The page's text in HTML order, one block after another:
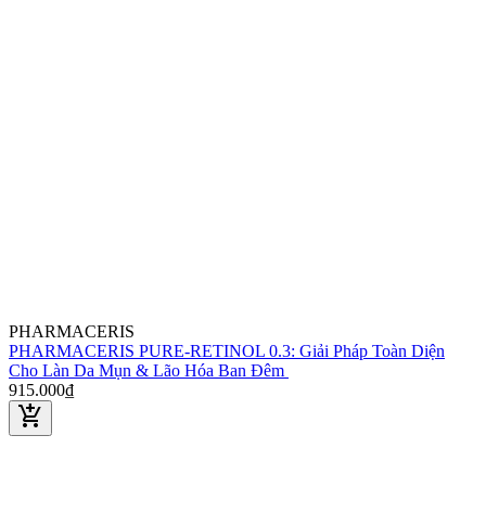
PHARMACERIS
PHARMACERIS PURE-RETINOL 0.3: Giải Pháp Toàn Diện
Cho Làn Da Mụn & Lão Hóa Ban Đêm
915.000₫
add_shopping_cart